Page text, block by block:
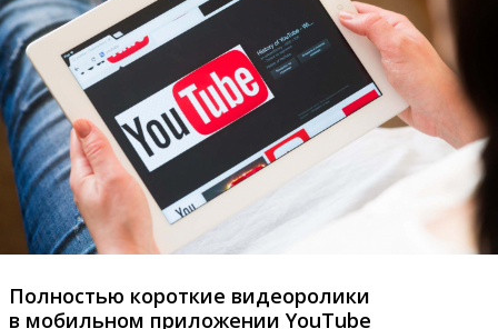
Полностью короткие видеоролики
в мобильном приложении YouTube